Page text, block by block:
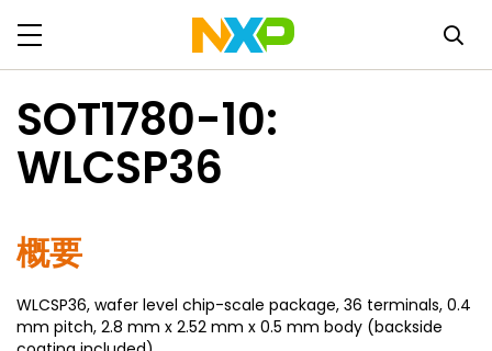
SOT1780-10:
WLCSP36
概要
WLCSP36, wafer level chip-scale package, 36 terminals, 0.4
mm pitch, 2.8 mm x 2.52 mm x 0.5 mm body (backside